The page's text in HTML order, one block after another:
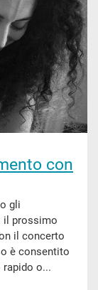
con
gli
il prossimo
il concerto
è consentito
o...